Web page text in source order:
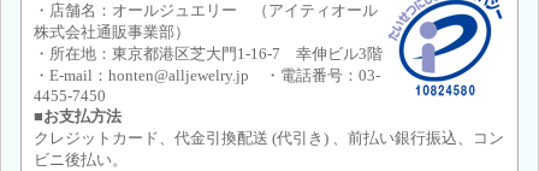
・店舗名：オールジュエリー （アイティオール
株式会社通販事業部）
・所在地：東京都港区芝大門1-16-7 幸伸ビル3階
・E-mail：honten@alljewelry.jp ・電話番号：03-
4455-7450
■お支払方法
クレジットカード、代金引換配送 (代引き) 、前払い銀行振込、コン
ビニ後払い。